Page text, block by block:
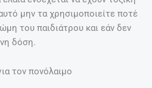
μην τα χρησιμοποιείτε ποτέ
του παιδιάτρου και εάν δεν
δόση.
τον πονόλαιμο